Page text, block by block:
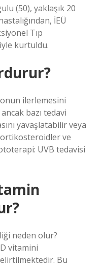
(50), yaklaşık 20
İEÜ
Tıp
kurtuldu.
ilerlemesini
bazı tedavi
yavaşlatabilir veya
ve
UVB tedavisi
neden olur?
vitamini
Bu